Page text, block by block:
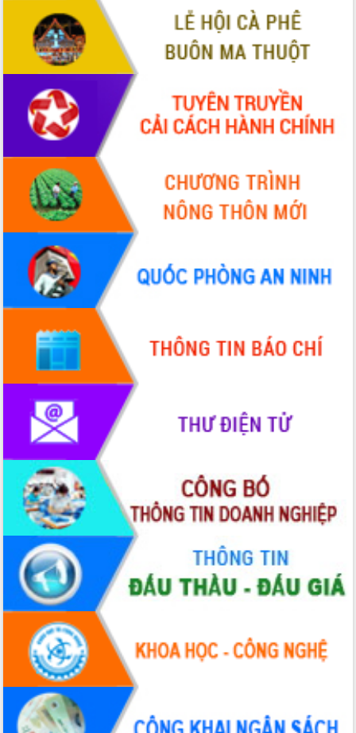
Ngành cá ngừ Đắk Lắk chủ động thích
ứng để giữ vững thị trường xuất khẩu
Diễn đàn Kinh tế tư nhân Việt Nam đột
phá cơ chế - Hợp tác công tư
Đề án 06 tạo bước ngoặt đột phá trong
cải cách hành chính tỉnh Đắk Lắk
Kết nối tour, đẩy mạnh chuyển đổi số
để phát triển du lịch Đắk Lắk
Khởi động Dự án Đầu tư xây dựng hạ
tầng kỹ thuật Cụm công nghiệp Tân
Tiến
Gặp mặt các cơ quan báo chí nhân Kỷ
niệm 101 năm Ngày Báo chí Cách
mạng Việt Nam
Đắk Lắk sơ kết 4 năm triển khai thực
hiện Đề án 06 của Chính phủ
Họp báo thông tin về Hội nghị Công bố
Quy hoạch và Xúc tiến đầu tư tỉnh Đắk
Khơi thông điểm nghẽn, đẩy nhanh
giải ngân vốn khắc phục thiên tai
HĐND tỉnh thông qua điều chỉnh Quy
hoạch tỉnh thời kỳ 2021-2030
Hội thảo góp ý hồ sơ điều chỉnh quy
hoạch tỉnh Đắk Lắk thời kỳ 2021-2030,
tầm nhìn đến năm 2050
Nâng cao hiệu quả hoạt động của các
doanh nghiệp nhà nước
Hội nghị triển khai kết nối mạng
truyền số liệu chuyên dùng phục vụ cơ
quan Đảng, Nhà nước
Lễ phát động chuỗi hoạt động chung
tay làm sạch môi trường
Xã Ea Kar bước chuyển mình trong
công tác cải cách hành chính mô hình
UBND tỉnh họp báo định kỳ tháng 4
năm 2026
Hội thảo khoa học “Giải pháp thúc đẩy
phát triển nền kinh tế xanh tại tỉnh
Đắk Lắk”